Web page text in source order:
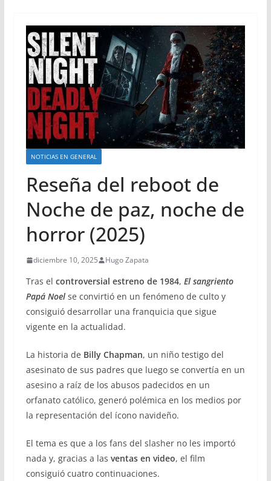
NOTICIAS EN GENERAL
Reseña del reboot de
Noche de paz, noche de
horror (2025)
diciembre 10, 2025 Hugo Zapata
Tras el controversial estreno de 1984, El sangriento
Papá Noelse convirtió en un fenómeno de culto y
consiguió desarrollar una franquicia que sigue
vigente en la actualidad.
La historia de Billy Chapman, un niño testigo del
asesinato de sus padres que luego se convertía en un
asesino a raíz de los abusos padecidos en un
orfanato católico, generó polémica en los medios por
la representación del ícono navideño.
El tema es que a los fans del slasher no les importó
nada y, gracias a las ventas en video, el film
consiguió cuatro continuaciones.